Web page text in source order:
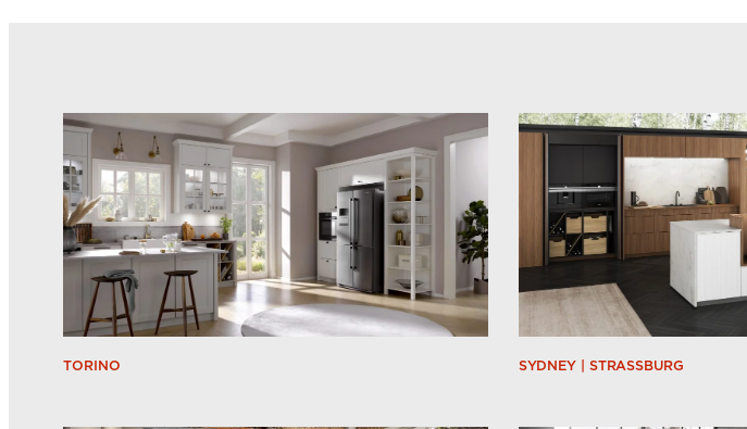
TORINO SYDNEY | STRASSBURG